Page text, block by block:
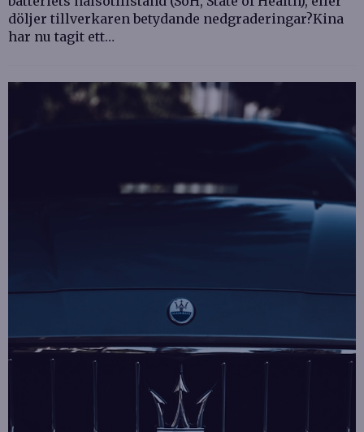
döljer tillverkaren betydande nedgraderingar?Kina
har nu tagit ett…